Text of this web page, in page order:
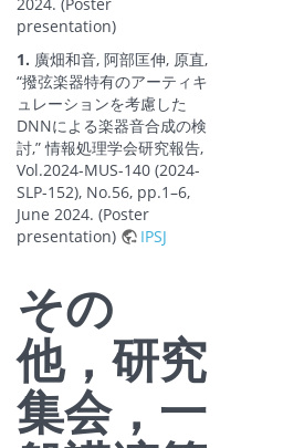
presentation)
1. 廣畑和音, 阿部匡伸, 原直,
“撥弦楽器特有のアーティキ
ュレーションを考慮した
DNNによる楽器音合成の検
討,” 情報処理学会研究報告,
Vol.2024-MUS-140 (2024-
SLP-152), No.56, pp.1–6,
June 2024. (Poster
presentation)
IPSJ
その
他，研究
集会，一